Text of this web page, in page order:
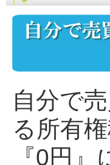
自分で
る所有
『0円』